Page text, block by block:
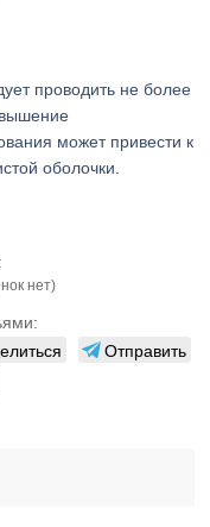
проводить не более
может привести к
оболочки.
нет)
Отправить